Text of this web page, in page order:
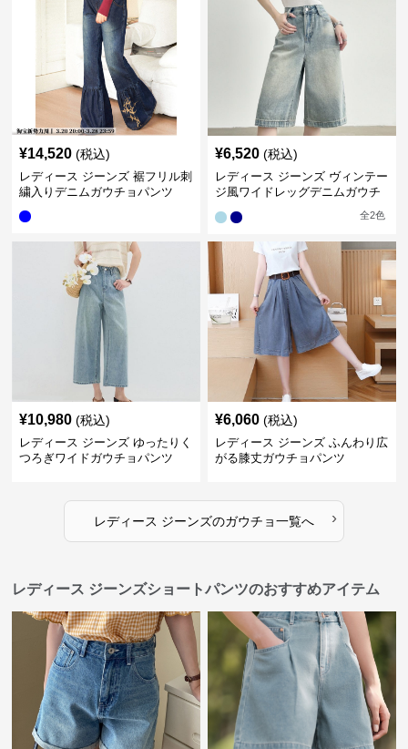
¥14,520 (税込)
レディース ジーンズ 裾フリル刺
繍入りデニムガウチョパンツ
¥6,520 (税込)
レディース ジーンズ ヴィンテー
ジ風ワイドレッグデニムガウチ
全2色
¥10,980 (税込)
レディース ジーンズ ゆったりく
つろぎワイドガウチョパンツ
¥6,060 (税込)
レディース ジーンズ ふんわり広
がる膝丈ガウチョパンツ
レディース ジーンズのガウチョ一覧へ ›
レディース ジーンズショートパンツのおすすめアイテム